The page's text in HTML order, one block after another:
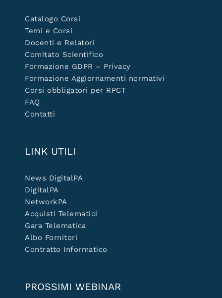
Catalogo Corsi
Temi e Corsi
Docenti e Relatori
Comitato Scientifico
Formazione GDPR – Privacy
Formazione Aggiornamenti normativi
Corsi obbligatori per RPCT
FAQ
Contatti
LINK UTILI
News DigitalPA
DigitalPA
NetworkPA
Acquisti Telematici
Gara Telematica
Albo Fornitori
Contratto Informatico
PROSSIMI WEBINAR